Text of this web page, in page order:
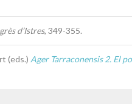
d’Istres, 349-355.
(eds.) Ager Tarraconensis 2. El